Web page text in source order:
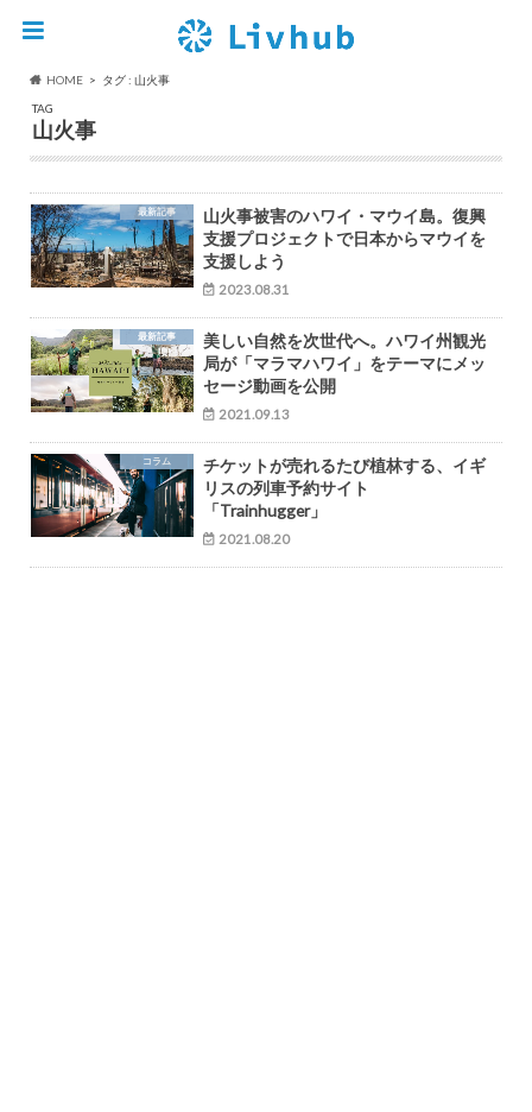
HOME
タグ : 山火事
TAG
山火事
最新記事
山火事被害のハワイ・マウイ島。復興
支援プロジェクトで日本からマウイを
支援しよう
2023.08.31
最新記事
美しい⾃然を次世代へ。ハワイ州観光
局が「マラマハワイ」をテーマにメッ
セージ動画を公開
2021.09.13
コラム
チケットが売れるたび植林する、イギ
リスの列車予約サイト
「Trainhugger」
2021.08.20